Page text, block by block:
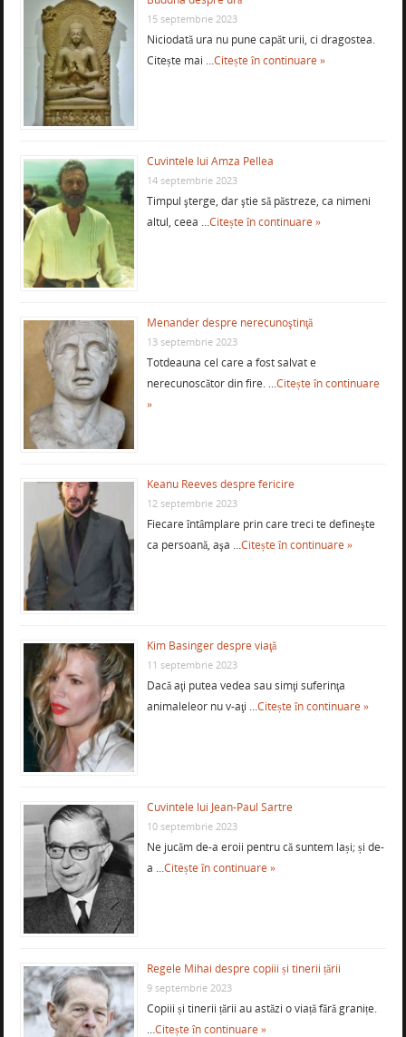
15 septembrie 2023
Niciodată ura nu pune capăt urii, ci dragostea.
Citește mai …Citește în continuare »
Cuvintele lui Amza Pellea
14 septembrie 2023
Timpul şterge, dar ştie să păstreze, ca nimeni
altul, ceea …Citește în continuare »
Menander despre nerecunoştinţă
13 septembrie 2023
Totdeauna cel care a fost salvat e
nerecunoscător din fire. …Citește în continuare
»
Keanu Reeves despre fericire
12 septembrie 2023
Fiecare întâmplare prin care treci te defineşte
ca persoană, aşa …Citește în continuare »
Kim Basinger despre viaţă
11 septembrie 2023
Dacă aţi putea vedea sau simţi suferinţa
animaleleor nu v-aţi …Citește în continuare »
Cuvintele lui Jean-Paul Sartre
10 septembrie 2023
Ne jucăm de-a eroii pentru că suntem lași; și de-
a …Citește în continuare »
Regele Mihai despre copiii și tinerii țării
9 septembrie 2023
Copiii și tinerii țării au astăzi o viață fără granițe.
…Citește în continuare »